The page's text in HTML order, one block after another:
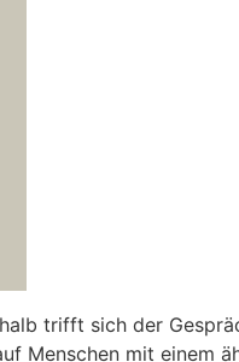
trifft sich der
Menschen mit einem